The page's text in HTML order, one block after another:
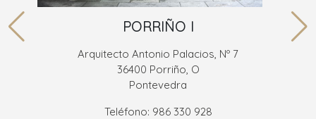
PORRIÑO I
Arquitecto Antonio Palacios, Nº 7
36400 Porriño, O
Pontevedra
Teléfono: 986 330 928